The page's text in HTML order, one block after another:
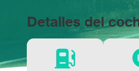
Detalles del